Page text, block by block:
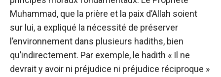
Muhammad, que la prière et la paix d’Allah soient
sur lui, a expliqué la nécessité de préserver
l’environnement dans plusieurs hadiths, bien
qu’indirectement. Par exemple, le hadith « Il ne
devrait y avoir ni préjudice ni préjudice réciproque »